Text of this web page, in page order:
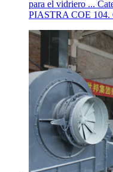
para el vidriero ...
PIASTRA COE